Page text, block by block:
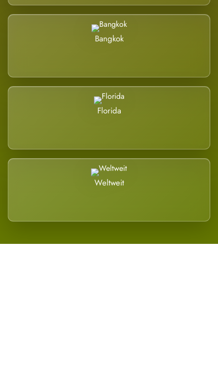
Bangkok
Florida
Weltweit